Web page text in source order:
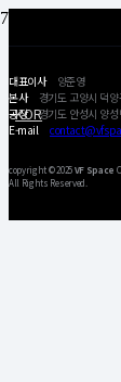
KOR
대표이사양준영
본사경기도 고양시 덕양
공장경기도 안성시 양성
E-mail
copyright © 2025VF Space
All Rights Reserved.